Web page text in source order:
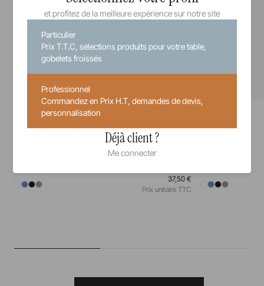
Equinoxe
Assiette
37,50 €
Prix unitaire TTC
et profitez de la meilleure expérience sur notre site
Particulier
Prix T.T.C, sélections produits pour votre table,
gobelets froissés
Professionnel
Commandez en Prix H.T, demandes de devis,
personnalisation
Déjà client ?
Me connecter